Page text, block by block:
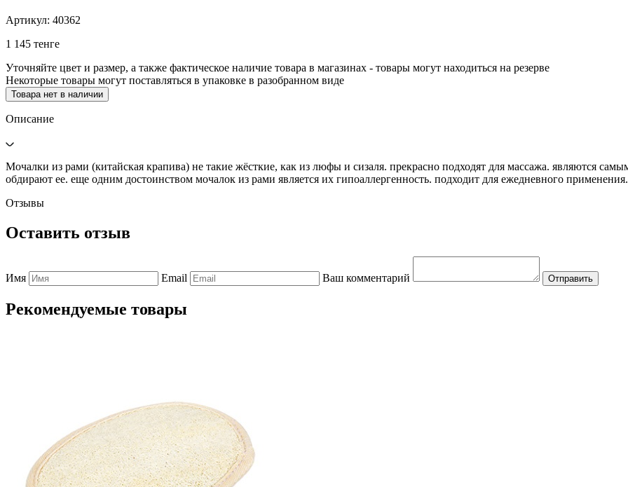
Артикул: 40362
1 145 тенге
Уточняйте цвет и размер, а также фактическое наличие товара в магазинах - товары могут находиться на резерве
Некоторые товары могут поставляться в упаковке в разобранном виде
Товара нет в наличии
Описание
Мочалки из рами (китайская крапива) не такие жёсткие, как из люфы и сизаля. прекрасно подходят для массажа. являются
обдирают ее. еще одним достоинством мочалок из рами является их гипоаллергенность. подходит для ежедневного применения.
Отзывы
Оставить отзыв
Имя Email Ваш комментарий Отправить
Рекомендуемые товары